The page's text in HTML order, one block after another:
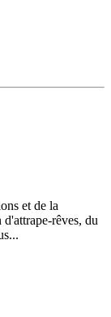
et de la
rêves, du